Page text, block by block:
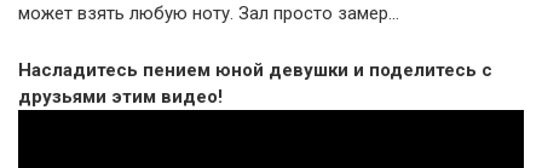
может взять любую ноту. Зал просто замер…
Насладитесь пением юной девушки и поделитесь с
друзьями этим видео!